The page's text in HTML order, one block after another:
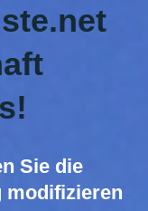
Sie die
modifizieren